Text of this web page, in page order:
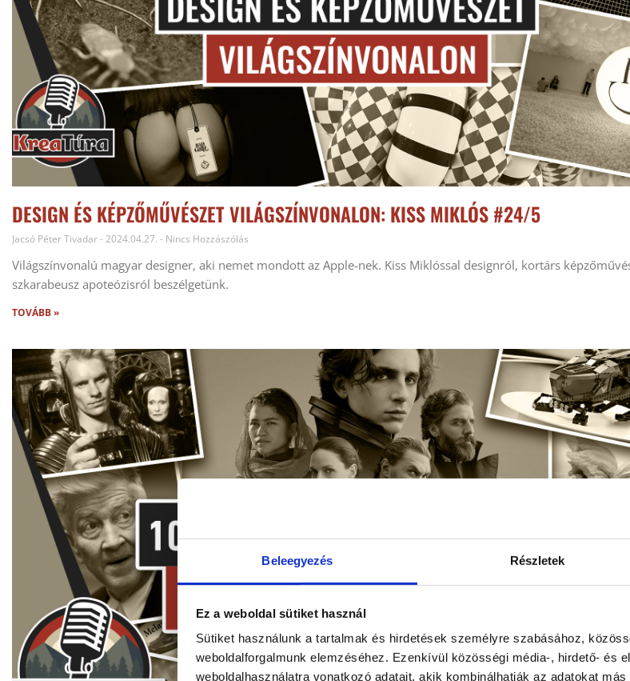
Beleegyezés Részletek
Ez a weboldal sütiket használ
Sütiket használunk a tartalmak és hirdetések személyre szabásához,
weboldalforgalmunk elemzéséhez. Ezenkívül közösségi média-, hirdető- és
weboldalhasználatra vonatkozó adatait, akik kombinálhatják az adatokat
DESIGN ÉS KÉPZŐMŰVÉSZET VILÁGSZÍNVONALON: KISS MIKLÓS #24/5
Jacsó Péter Tivadar 2024.04.27. Nincs Hozzászólás
Világszínvonalú magyar designer, aki nemet mondott az Apple-nek. Kiss Miklóssal designról, kortárs
szkarabeusz apoteózisról beszélgetünk.
TOVÁBB »